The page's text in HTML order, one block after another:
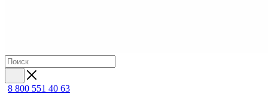
8 800 551 40 63